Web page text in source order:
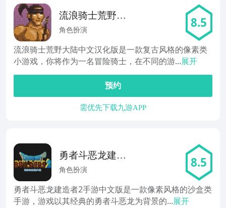
流浪骑士荒野大
陆
角色扮演 8.5
流浪骑士荒野大陆中文汉化版是一款复古风格的像素类
小游戏，你将作为一名冒险骑士，在不同的游...展开
预约
需优先下载九游APP
勇者斗恶龙建造
者2
角色扮演 8.5
勇者斗恶龙建造者2手游中文版是一款像素风格的沙盒类
手游，游戏以其经典的勇者斗恶龙为背景的...展开